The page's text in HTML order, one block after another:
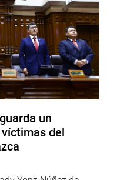
dijeron.
el cementerio de
a unos 900
quebrada de San
el FEN de 1998,
en
llegaron hasta más
de Trujillo.
de la Paz,
hectáreas en la zona,
un
del